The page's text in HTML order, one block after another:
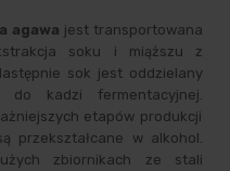
agawa jest transportowana
soku i miąższu z
sok jest oddzielany
kadzi fermentacyjnej.
etapów produkcji
przekształcane w alkohol.
zbiornikach ze stali